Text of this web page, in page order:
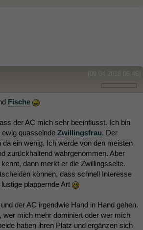
(09.04.2018 06:46)
Fische
der AC mich sehr beeinflusst. Ich bin
quasselnde Zwillingsfrau. Der
ein wenig. Ich werde von den meisten
zurückhaltend wahrgenommen. Aber
dann merkt er die Zwillingsseite.
können, dass schnell Interesse
plappernde Art
der AC irgendwie Hand in Hand gehen.
wer mich mehr dominiert oder wer mich
haben ihren Platz und ergänzen sich